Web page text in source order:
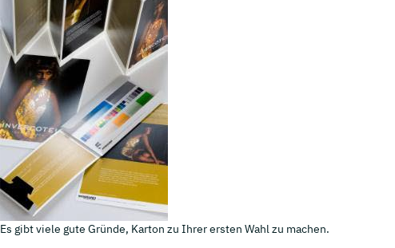
Es gibt viele gute Gründe, Karton zu Ihrer ersten Wahl zu machen.